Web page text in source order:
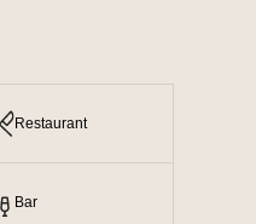
Restaurant
Bar